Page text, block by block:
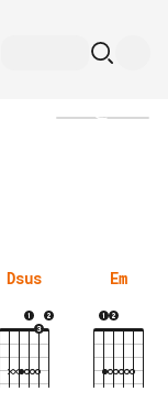
Dsus Em